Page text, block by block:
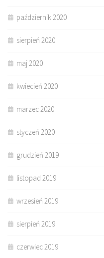
październik 2020
sierpień 2020
maj 2020
kwiecień 2020
marzec 2020
styczeń 2020
grudzień 2019
listopad 2019
wrzesień 2019
sierpień 2019
czerwiec 2019